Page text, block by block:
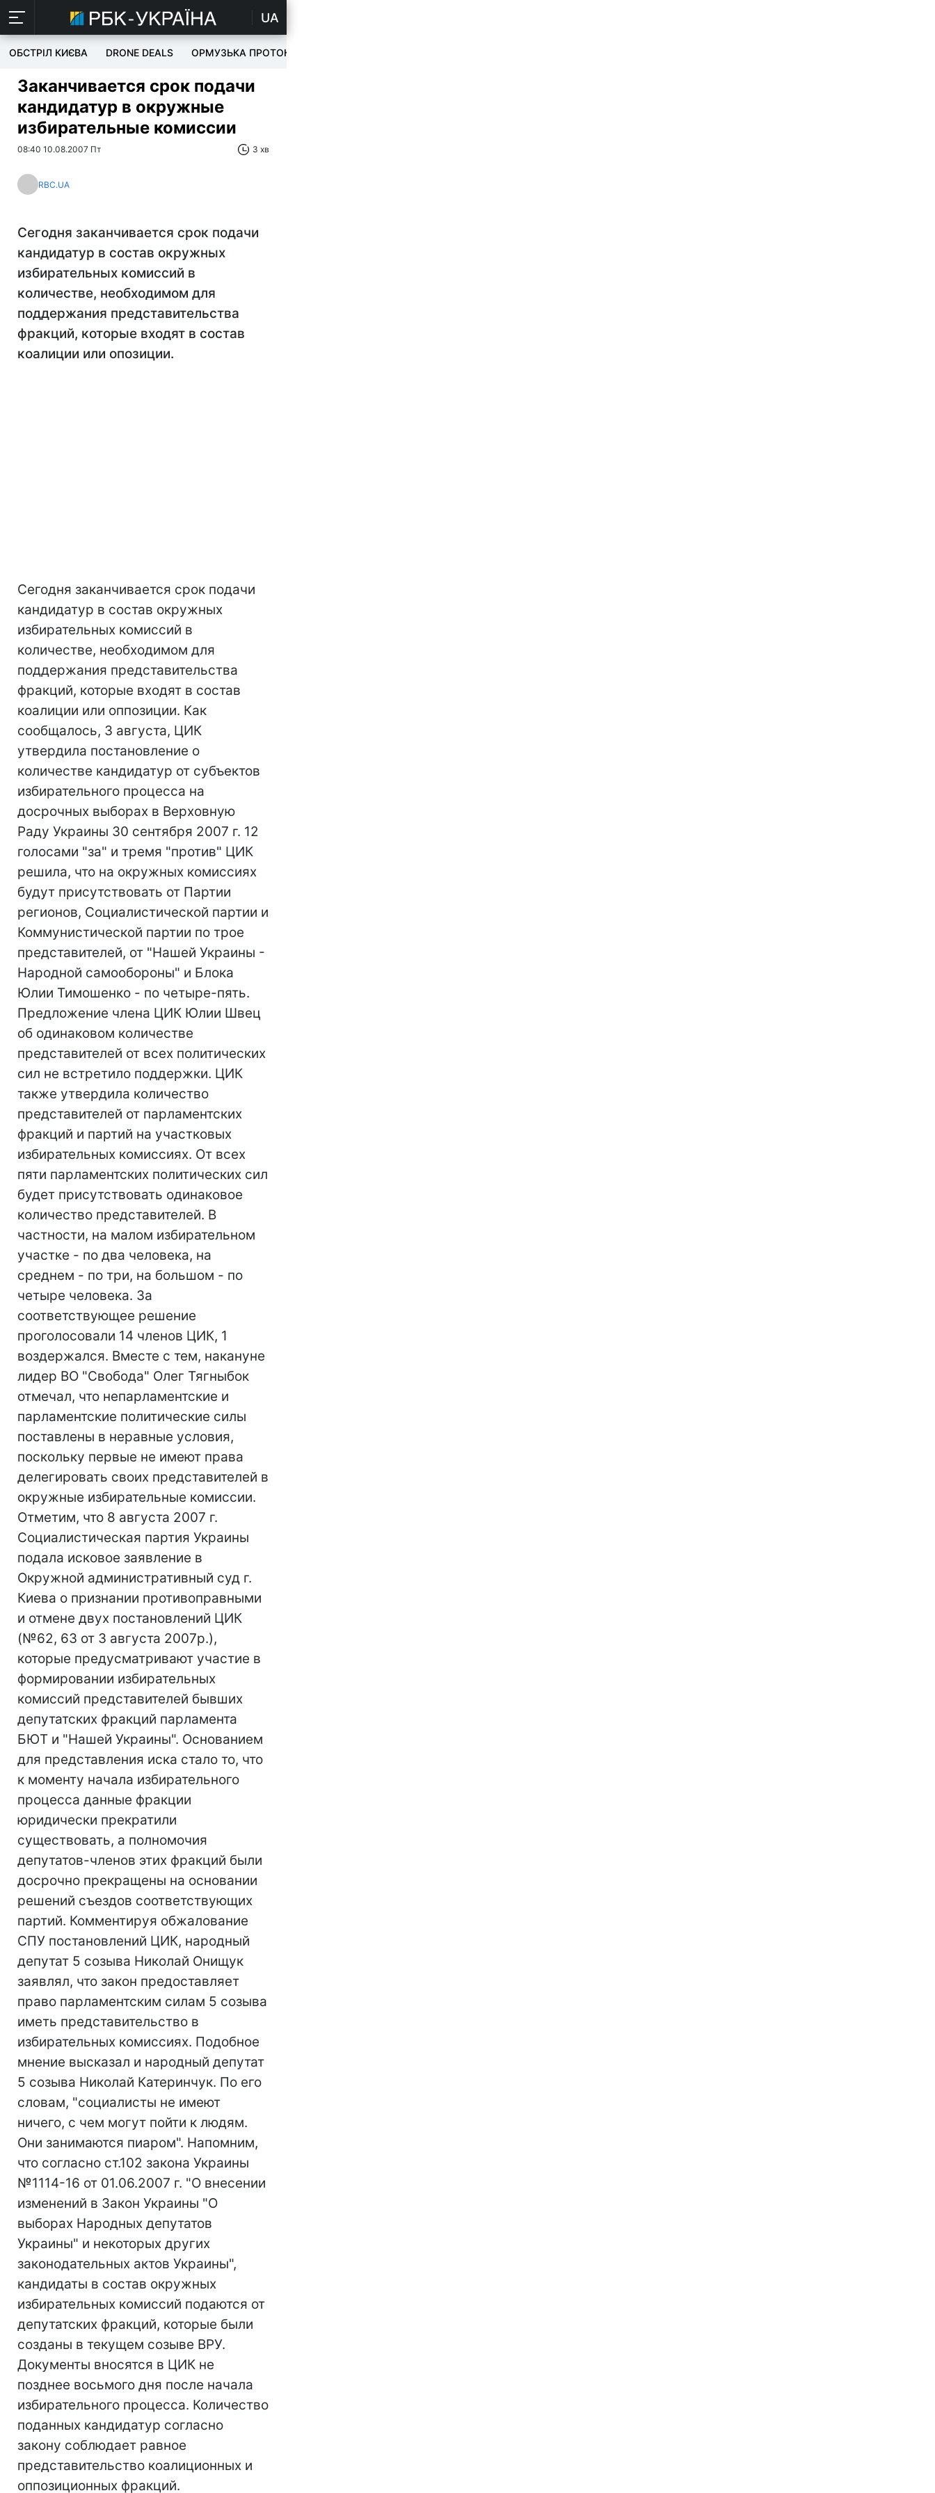
UA
ОБСТРІЛ КИЄВА DRONE DEALS ОРМУЗЬКА ПРОТОКА
Заканчивается срок подачи
кандидатур в окружные
избирательные комиссии
08:40 10.08.2007 Пт 3 хв
RBC.UA
Сегодня заканчивается срок подачи
кандидатур в состав окружных
избирательных комиссий в
количестве, необходимом для
поддержания представительства
фракций, которые входят в состав
коалиции или опозиции.
Сегодня заканчивается срок подачи
кандидатур в состав окружных
избирательных комиссий в
количестве, необходимом для
поддержания представительства
фракций, которые входят в состав
коалиции или оппозиции. Как
сообщалось, 3 августа, ЦИК
утвердила постановление о
количестве кандидатур от субъектов
избирательного процесса на
досрочных выборах в Верховную
Раду Украины 30 сентября 2007 г. 12
голосами "за" и тремя "против" ЦИК
решила, что на окружных комиссиях
будут присутствовать от Партии
регионов, Социалистической партии и
Коммунистической партии по трое
представителей, от "Нашей Украины -
Народной самообороны" и Блока
Юлии Тимошенко - по четыре-пять.
Предложение члена ЦИК Юлии Швец
об одинаковом количестве
представителей от всех политических
сил не встретило поддержки. ЦИК
также утвердила количество
представителей от парламентских
фракций и партий на участковых
избирательных комиссиях. От всех
пяти парламентских политических сил
будет присутствовать одинаковое
количество представителей. В
частности, на малом избирательном
участке - по два человека, на
среднем - по три, на большом - по
четыре человека. За
соответствующее решение
проголосовали 14 членов ЦИК, 1
воздержался. Вместе с тем, накануне
лидер ВО "Свобода" Олег Тягныбок
отмечал, что непарламентские и
парламентские политические силы
поставлены в неравные условия,
поскольку первые не имеют права
делегировать своих представителей в
окружные избирательные комиссии.
Отметим, что 8 августа 2007 г.
Социалистическая партия Украины
подала исковое заявление в
Окружной административный суд г.
Киева о признании противоправными
и отмене двух постановлений ЦИК
(№62, 63 от 3 августа 2007р.),
которые предусматривают участие в
формировании избирательных
комиссий представителей бывших
депутатских фракций парламента
БЮТ и "Нашей Украины". Основанием
для представления иска стало то, что
к моменту начала избирательного
процесса данные фракции
юридически прекратили
существовать, а полномочия
депутатов-членов этих фракций были
досрочно прекращены на основании
решений съездов соответствующих
партий. Комментируя обжалование
СПУ постановлений ЦИК, народный
депутат 5 созыва Николай Онищук
заявлял, что закон предоставляет
право парламентским силам 5 созыва
иметь представительство в
избирательных комиссиях. Подобное
мнение высказал и народный депутат
5 созыва Николай Катеринчук. По его
словам, "социалисты не имеют
ничего, с чем могут пойти к людям.
Они занимаются пиаром". Напомним,
что согласно ст.102 закона Украины
№1114-16 от 01.06.2007 г. "О внесении
изменений в Закон Украины "О
выборах Народных депутатов
Украины" и некоторых других
законодательных актов Украины",
кандидаты в состав окружных
избирательных комиссий подаются от
депутатских фракций, которые были
созданы в текущем созыве ВРУ.
Документы вносятся в ЦИК не
позднее восьмого дня после начала
избирательного процесса. Количество
поданных кандидатур согласно
закону соблюдает равное
представительство коалиционных и
оппозиционных фракций.